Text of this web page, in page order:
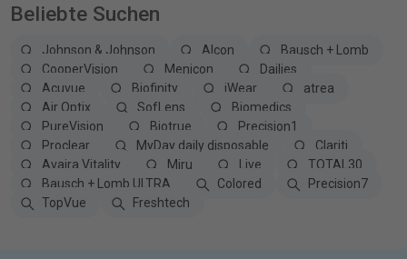
Beliebte Suchen
Johnson & Johnson Alcon
Bausch + Lomb
CooperVision
Menicon
Dailies
Acuvue
Biofinity iWear
atrea
Air Optix
SofLens
Biomedics
PureVision
Biotrue
Precision1
Proclear
MyDay daily disposable
Clariti
Avaira Vitality
Miru Live
TOTAL30
Bausch + Lomb ULTRA
Colored
Precision7
TopVue
Freshtech